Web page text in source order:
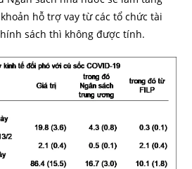
hỗ trợ vay từ các tổ chức tài
sách thì không được tính.